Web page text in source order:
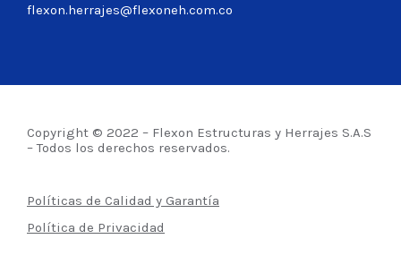
flexon.herrajes@flexoneh.com.co
Copyright © 2022 – Flexon Estructuras y Herrajes S.A.S
– Todos los derechos reservados.
Políticas de Calidad y Garantía
Política de Privacidad